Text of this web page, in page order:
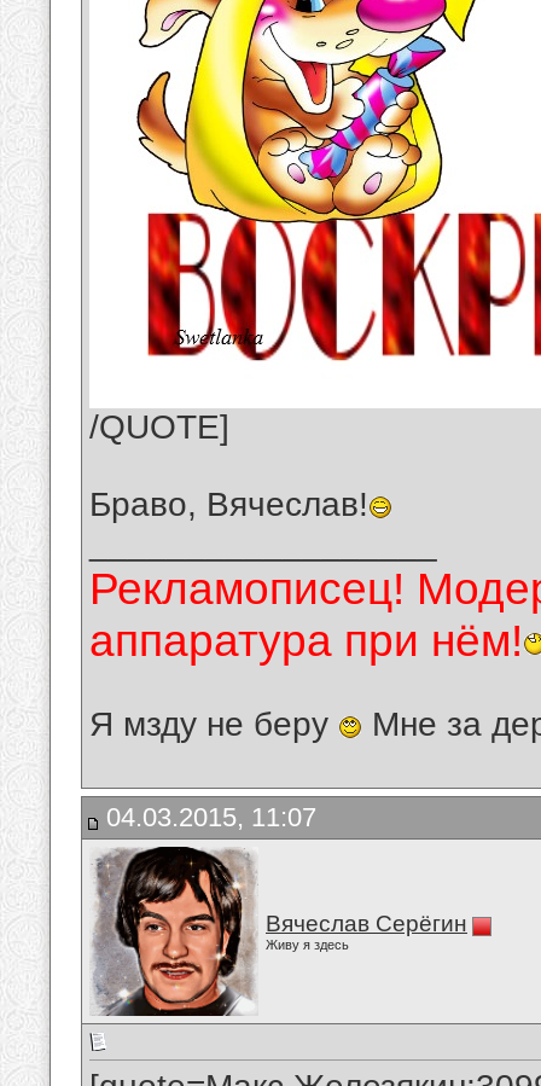
/QUOTE]
Браво, Вячеслав!
Рекламописец!
аппаратура при нём!
Я мзду не беру Мне за
04.03.2015, 11:07
Вячеслав Серёгин
Живу я здесь